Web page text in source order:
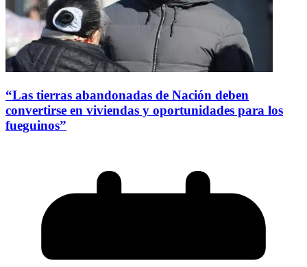
“Las tierras abandonadas de Nación deben
convertirse en viviendas y oportunidades para los
fueguinos”